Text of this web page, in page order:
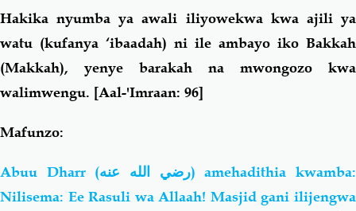
Chemsha Bongo Vitabu
Mapishi
Hakika nyumba ya awali iliyowekwa kwa ajili ya
watu (kufanya ‘ibaadah) ni ile ambayo iko Bakkah
(Makkah), yenye barakah na mwongozo kwa
walimwengu. [Aal-'Imraan: 96]
Mafunzo:
Abuu Dharr (رضي الله عنه) amehadithia kwamba:
Nilisema: Ee Rasuli wa Allaah! Masjid gani ilijengwa